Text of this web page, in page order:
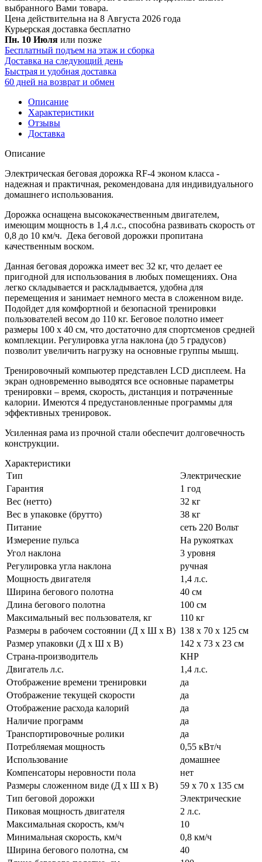
выбранного Вами товара.
Цена действительна на 8 Августа 2026 года
Курьерская доставка бесплатно
Пн. 10 Июля или позже
Бесплатный подъем на этаж и сборка
Доставка на следующий день
Быстрая и удобная доставка
60 дней на возврат и обмен
Описание
Характеристики
Отзывы
Доставка
Описание
Электрическая беговая дорожка RF-4 эконом класса -
надежная и практичная, рекомендована для индивидуального
домашнего использования.
Дорожка оснащена высококачественным двигателем,
имеющим мощность в 1,4 л.с., способна развивать скорость от
0,8 до 10 км/ч. Дека беговой дорожки пропитана
качественным воском.
Данная беговая дорожка имеет вес 32 кг, что делает ее
пригодной для использования в любых помещениях. Она
легко складывается и раскладывается, удобна для
перемещения и занимает немного места в сложенном виде.
Подойдет для комфортной и безопасной тренировки
пользователей весом до 110 кг. Беговое полотно имеет
размеры 100 х 40 см, что достаточно для спортсменов средней
комплекции. Регулировка угла наклона (до 5 градусов)
позволит увеличить нагрузку на основные группы мышц.
Тренировочный компьютер представлен LCD дисплеем. На
экран одновременно выводятся все основные параметры
тренировки – время, скорость, дистанция и потраченные
калории. Имеются 4 предустановленные программы для
эффективных тренировок.
Усиленная рама из прочной стали обеспечит долговечность
конструкции.
Характеристики
Тип
Электрические
Гарантия
1 год
Вес (нетто)
32 кг
Вес в упаковке (брутто)
38 кг
Питание
сеть 220 Вольт
Измерение пульса
На рукоятках
Угол наклона
3 уровня
Регулировка угла наклона
ручная
Мощность двигателя
1,4 л.с.
Ширина бегового полотна
40 см
Длина бегового полотна
100 см
Максимальный вес пользователя, кг
110 кг
Размеры в рабочем состоянии (Д х Ш х В) 138 x 70 х 125 см
Размер упаковки (Д х Ш х В)
142 х 73 х 23 см
Страна-производитель
КНР
Двигатель л.с.
1,4 л.с.
Отображение времени тренировки
да
Отображение текущей скорости
да
Отображение расхода калорий
да
Наличие программ
да
Транспортировочные ролики
да
Потребляемая мощность
0,55 кВт/ч
Использование
домашнее
Компенсаторы неровности пола
нет
Размеры сложенном виде (Д х Ш х В)
59 х 70 х 135 см
Тип беговой дорожки
Электрические
Пиковая мощность двигателя
2 л.с.
Максимальная скорость, км/ч
10
Минимальная скорость, км/ч
0,8 км/ч
Ширина бегового полотна, см
40